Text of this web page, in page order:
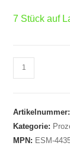
7 Stück auf
Artikelnummer:
Kategorie:
MPN: ESM-